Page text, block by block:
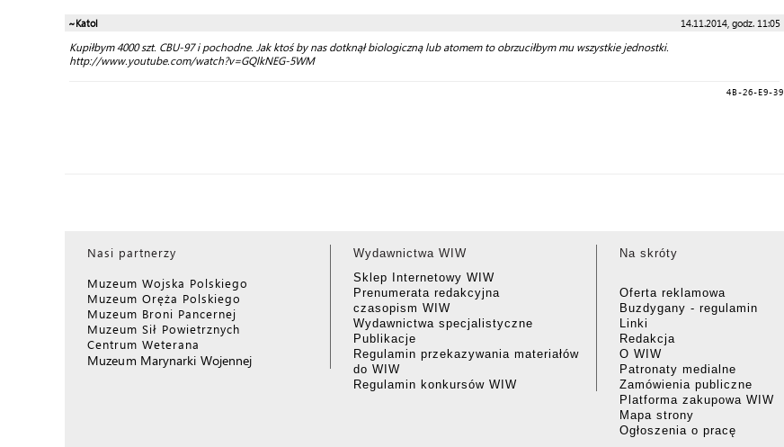
~Katol 14.11.2014, godz. 11:05
Kupiłbym 4000 szt. CBU-97 i pochodne. Jak ktoś by nas dotknął biologiczną lub atomem to obrzuciłbym mu wszystkie jednostki.
http://www.youtube.com/watch?v=GQlkNEG-5WM
4B-26-E9-39
Nasi partnerzy
Muzeum Wojska Polskiego
Muzeum Oręża Polskiego
Muzeum Broni Pancernej
Muzeum Sił Powietrznych
Centrum Weterana
Muzeum Marynarki Wojennej
Wydawnictwa WIW
Sklep Internetowy WIW
Prenumerata redakcyjna
czasopism WIW
Wydawnictwa specjalistyczne
Publikacje
Regulamin przekazywania materiałów
do WIW
Regulamin konkursów WIW
Na skróty
Oferta reklamowa
Buzdygany - regulamin
Linki
Redakcja
O WIW
Patronaty medialne
Zamówienia publiczne
Platforma zakupowa WIW
Mapa strony
Ogłoszenia o pracę